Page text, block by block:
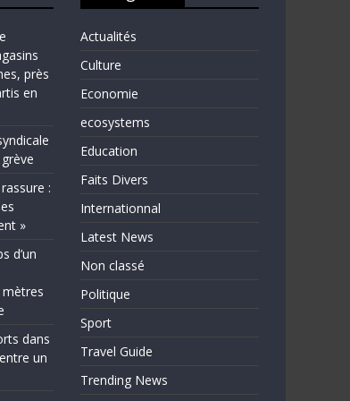
près
en
:
»
d’un
dans
un
Actualités
Culture
Economie
ecosystems
Education
Faits Divers
Internationnal
Latest News
Non classé
Politique
Sport
Travel Guide
Trending News